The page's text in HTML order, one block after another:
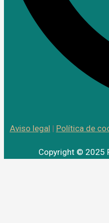
Aviso legal | Política de
Copyright © 2025